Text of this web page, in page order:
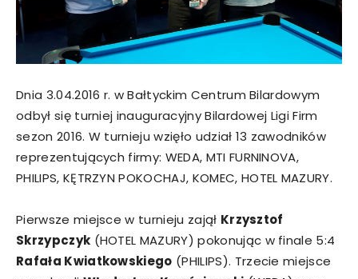
Dnia 3.04.2016 r. w Bałtyckim Centrum Bilardowym
odbył się turniej inauguracyjny Bilardowej Ligi Firm
sezon 2016. W turnieju wzięło udział 13 zawodników
reprezentujących firmy: WEDA, MTI FURNINOVA,
PHILIPS, KĘTRZYN POKOCHAJ, KOMEC, HOTEL MAZURY.
Pierwsze miejsce w turnieju zajął Krzysztof
Skrzypczyk (HOTEL MAZURY) pokonując w finale 5:4
Rafała Kwiatkowskiego (PHILIPS). Trzecie miejsce